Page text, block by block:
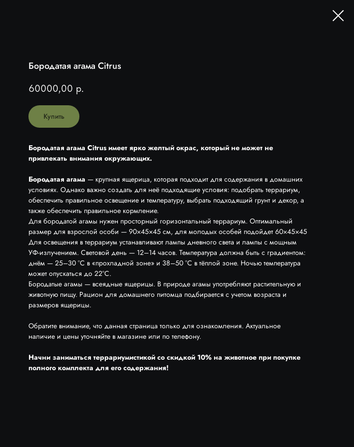
Бородатая агама Citrus
60000,00 р.
Купить
Бородатая агама Citrus имеет ярко желтый окрас, который не может не
привлекать внимания окружающих.
Бородатая агама — крупная ящерица, которая подходит для содержания в домашних
условиях. Однако важно создать для неё подходящие условия: подобрать террариум,
обеспечить правильное освещение и температуру, выбрать подходящий грунт и декор, а
также обеспечить правильное кормление.
Для бородатой агамы нужен просторный горизонтальный террариум. Оптимальный
размер для взрослой особи — 90×45×45 см, для молодых особей подойдет 60×45×45
Для освещения в террариум устанавливают лампы дневного света и лампы с мощным
УФ-излучением. Световой день — 12–14 часов. Температура должна быть с градиентом:
днём — 25–30 °C в «прохладной зоне» и 38–50 °C в тёплой зоне. Ночью температура
может опускаться до 22°С.
Бородатые агамы — всеядные ящерицы. В природе агамы употребляют растительную и
животную пищу. Рацион для домашнего питомца подбирается с учетом возраста и
размеров ящерицы.
Обратите внимание, что данная страница только для ознакомления. Актуальное
наличие и цены уточняйте в магазине или по телефону.
Начни заниматься террариумистикой со скидкой 10% на животное при покупке
полного комплекта для его содержания!